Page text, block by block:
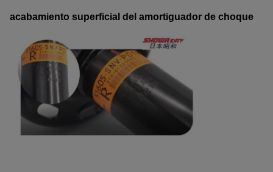
acabamiento superficial del amortiguador de choque